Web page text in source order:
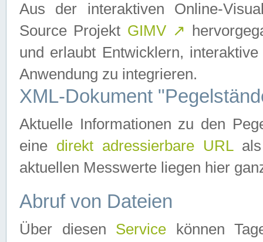
Aus der interaktiven Online-
Source Projekt GIMV ↗
und erlaubt Entwicklern,
Anwendung zu integrieren.
XML-Dokument
Aktuelle Informationen zu den
eine direkt adressierbare URLals
aktuellen Messwerte liegen hier
Abruf von Dateien
Über diesen Service können